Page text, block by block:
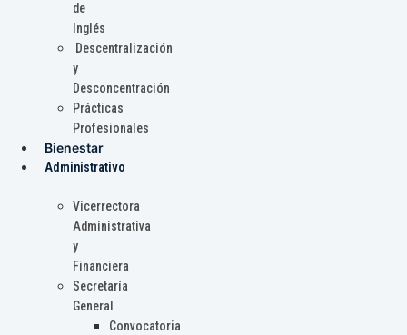
de
Inglés
Descentralización
y
Desconcentración
Prácticas
Profesionales
Bienestar
Administrativo
Vicerrectora
Administrativa
y
Financiera
Secretaría
General
Convocatoria